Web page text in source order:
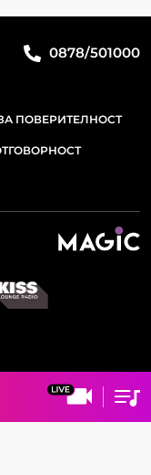
0878/501000
ПОВЕРИТЕЛНОСТ